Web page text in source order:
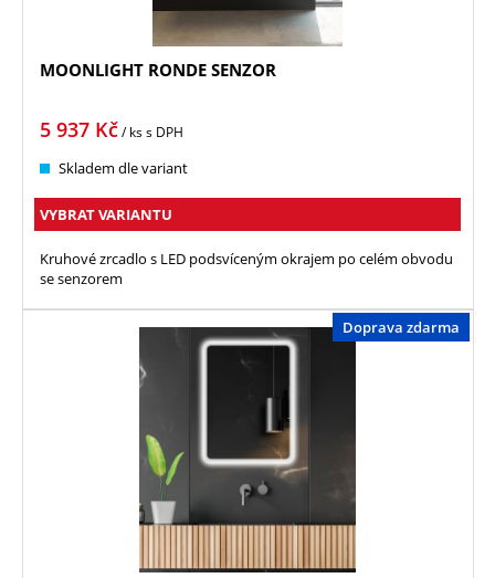
MOONLIGHT RONDE SENZOR
5 937 Kč/ kss DPH
Skladem dle variant
VYBRAT VARIANTU
Kruhové zrcadlo s LED podsvíceným okrajem po celém obvodu
se senzorem
Doprava zdarma